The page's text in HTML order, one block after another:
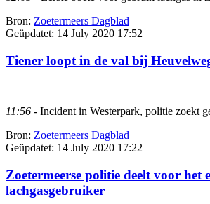
Bron: Zoetermeers Dagblad
Geüpdatet: 14 July 2020 17:52
Tiener loopt in de val bij
11:56 - Incident in Westerpark, politie zoekt
Bron: Zoetermeers Dagblad
Geüpdatet: 14 July 2020 17:22
Zoetermeerse politie deelt voor het
lachgasgebruiker